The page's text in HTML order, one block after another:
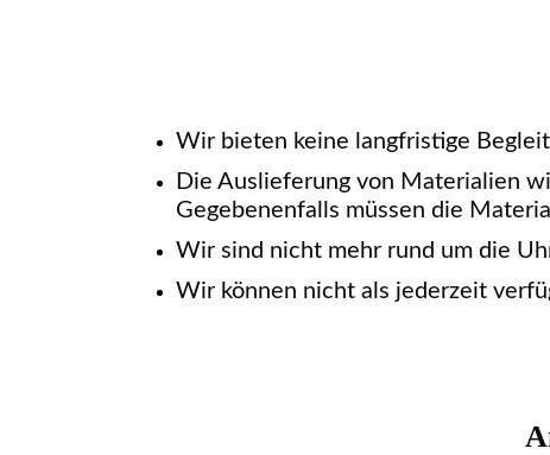
Wir bieten keine langfristige
Die Auslieferung von Materialien
Gegebenenfalls müssen die
Wir sind nicht mehr rund um die
Wir können nicht als jederzeit